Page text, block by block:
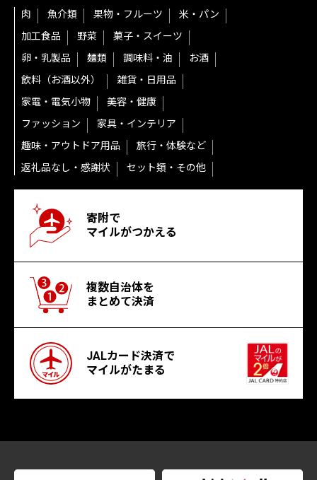
肉 魚介類 果物・フルーツ
米・パン
加工食品
野菜
菓子・スイーツ
卵・乳製品
麺類 調味料・油
お酒
飲料（お酒以外）
雑貨・日用品
家電・電気小物
美容・健康
ファッション
家具・インテリア
趣味・アウトドア用品
旅行・体験など
返礼品なし・感謝状
セット類・その他
寄附で
マイルがつかえる
複数自治体を
まとめて決済
JALカード決済で
マイルがたまる